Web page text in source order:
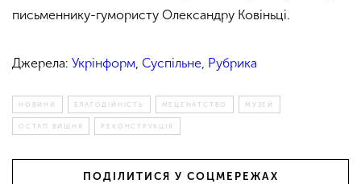
письменнику-гумористу Олександру Ковіньці.
Джерела: Укрінформ, Суспільне, Рубрика
НОВИНИ БЛАГОДІЙНІСТЬ МЕЦЕНАТСТВО МУЗЕЙ
ОСТАП ВИШНЯ РЕКОНСТРУКЦІЯ
ПОДІЛИТИСЯ У СОЦМЕРЕЖАХ